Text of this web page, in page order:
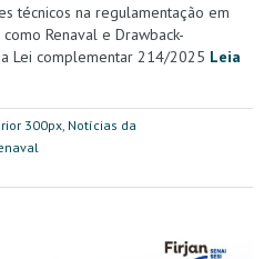
técnicos na regulamentação em
Renaval e Drawback-
Lei complementar 214/2025 Leia
300px Notícias da